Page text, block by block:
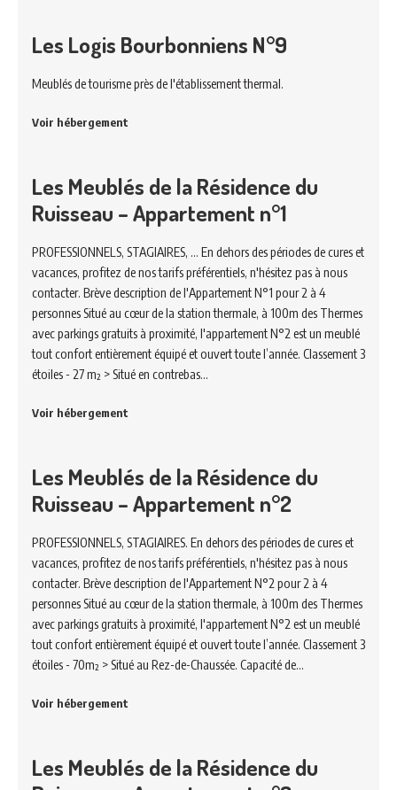
Les Logis Bourbonniens N°9
Meublés de tourisme près de l'établissement thermal.
Voir hébergement
Les Meublés de la Résidence du
Ruisseau – Appartement n°1
PROFESSIONNELS, STAGIAIRES, ... En dehors des périodes de cures et
vacances, profitez de nos tarifs préférentiels, n'hésitez pas à nous
contacter. Brève description de l'Appartement N°1 pour 2 à 4
personnes Situé au cœur de la station thermale, à 100m des Thermes
avec parkings gratuits à proximité, l'appartement N°2 est un meublé
tout confort entièrement équipé et ouvert toute l’année. Classement 3
étoiles - 27 m² > Situé en contrebas…
Voir hébergement
Les Meublés de la Résidence du
Ruisseau – Appartement n°2
PROFESSIONNELS, STAGIAIRES. En dehors des périodes de cures et
vacances, profitez de nos tarifs préférentiels, n'hésitez pas à nous
contacter. Brève description de l'Appartement N°2 pour 2 à 4
personnes Situé au cœur de la station thermale, à 100m des Thermes
avec parkings gratuits à proximité, l'appartement N°2 est un meublé
tout confort entièrement équipé et ouvert toute l’année. Classement 3
étoiles - 70m² > Situé au Rez-de-Chaussée. Capacité de…
Voir hébergement
Les Meublés de la Résidence du